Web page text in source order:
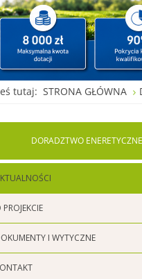
tutaj: STRONA GŁÓWNA
DORADZTWO ENERETYCZNE
PROJEKCIE
I WYTYCZNE